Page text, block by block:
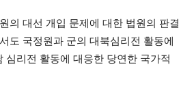
의 대선 개입 문제에 대한 법원의 판결
도 국정원과 군의 대북심리전 활동에
심리전 활동에 대응한 당연한 국가적